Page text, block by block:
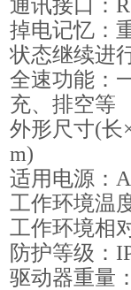
通讯接口：
掉电记忆：
状态继续进
全速功能：
充、排空等
外形尺寸(长
m)
适用电源：
工作环境温
工作环境相
防护等级：
驱动器重量